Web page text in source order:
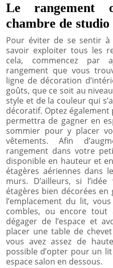
Le rangement
chambre de studio
Pour éviter de se sentir
savoir exploiter tous les
cela, commencez par
rangement que vous
ligne de décoration
goûts, que ce soit au
style et de la couleur qui
décoratif. Optez
permettra de gagner en
sommier pour y placer
vêtements. Afin
rangement dans votre
disponible en hauteur et
étagères aériennes dans
murs. D’ailleurs, si
étagères bien décorées
l’emplacement du lit,
combles, ou encore
dégager de l’espace et
placer une table de
vous avez assez de
possible d’opter pour un
espace salon en dessous.